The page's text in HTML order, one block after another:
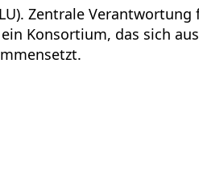
Zentrale
Konsortium, das sich